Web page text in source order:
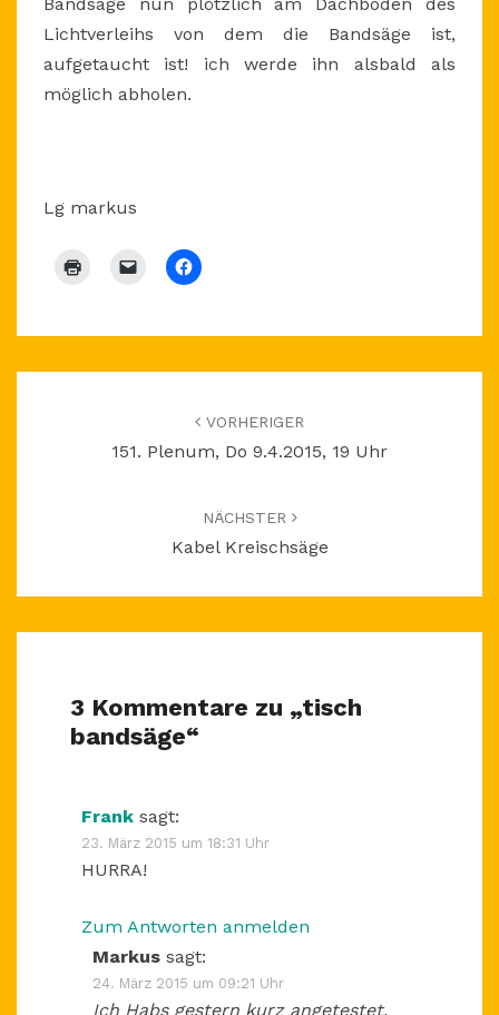
Lichtverleihs von dem die Bandsäge ist,
aufgetaucht ist! ich werde ihn alsbald als
möglich abholen.
Lg markus
VORHERIGER
151. Plenum, Do 9.4.2015, 19 Uhr
NÄCHSTER
Kabel Kreischsäge
3 Kommentare zu „tisch
bandsäge“
Frank sagt:
23. März 2015 um 18:31 Uhr
HURRA!
Zum Antworten anmelden
Markus sagt:
24. März 2015 um 09:21 Uhr
Ich Habs gestern kurz angetestet.